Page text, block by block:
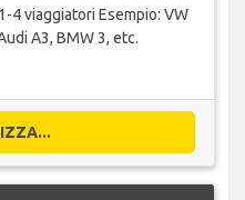
4 viaggiatori Esempio: VW
A3, BMW 3, etc.